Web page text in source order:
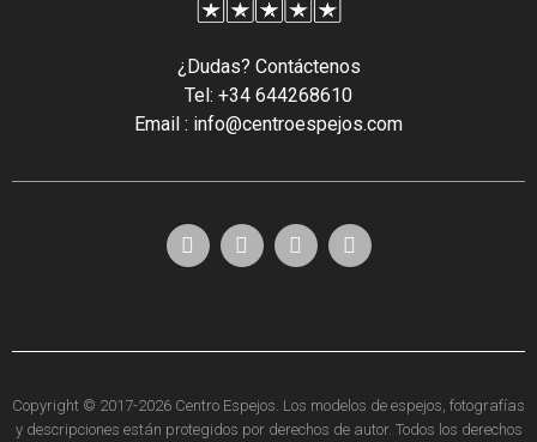
¿Dudas? Contáctenos
Tel: +34 644268610
Email : info@centroespejos.com
Copyright © 2017-2026 Centro Espejos. Los modelos de espejos, fotografías
y descripciones están protegidos por derechos de autor. Todos los derechos